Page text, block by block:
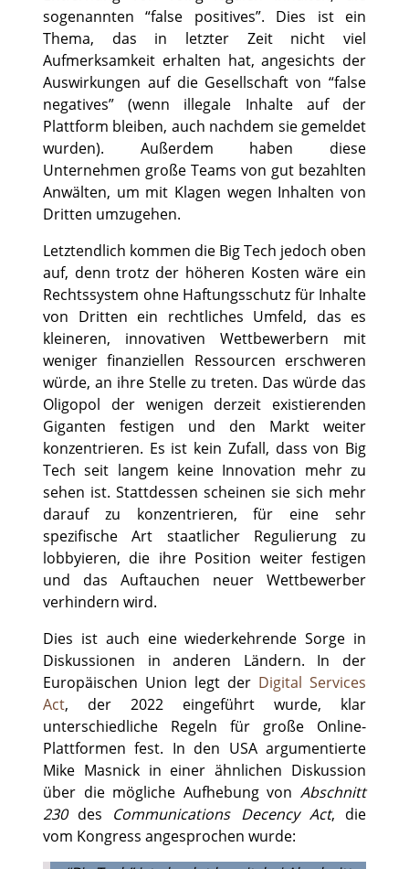
sogenannten “false positives”. Dies ist ein
Thema, das in letzter Zeit nicht viel
Aufmerksamkeit erhalten hat, angesichts der
Auswirkungen auf die Gesellschaft von “false
negatives” (wenn illegale Inhalte auf der
Plattform bleiben, auch nachdem sie gemeldet
wurden). Außerdem haben diese
Unternehmen große Teams von gut bezahlten
Anwälten, um mit Klagen wegen Inhalten von
Dritten umzugehen.
Letztendlich kommen die Big Tech jedoch oben
auf, denn trotz der höheren Kosten wäre ein
Rechtssystem ohne Haftungsschutz für Inhalte
von Dritten ein rechtliches Umfeld, das es
kleineren, innovativen Wettbewerbern mit
weniger finanziellen Ressourcen erschweren
würde, an ihre Stelle zu treten. Das würde das
Oligopol der wenigen derzeit existierenden
Giganten festigen und den Markt weiter
konzentrieren. Es ist kein Zufall, dass von Big
Tech seit langem keine Innovation mehr zu
sehen ist. Stattdessen scheinen sie sich mehr
darauf zu konzentrieren, für eine sehr
spezifische Art staatlicher Regulierung zu
lobbyieren, die ihre Position weiter festigen
und das Auftauchen neuer Wettbewerber
verhindern wird.
Dies ist auch eine wiederkehrende Sorge in
Diskussionen in anderen Ländern. In der
Europäischen Union legt der Digital Services
Act, der 2022 eingeführt wurde, klar
unterschiedliche Regeln für große Online-
Plattformen fest. In den USA argumentierte
Mike Masnick in einer ähnlichen Diskussion
über die mögliche Aufhebung von Abschnitt
230des Communications Decency Act, die
vom Kongress angesprochen wurde: